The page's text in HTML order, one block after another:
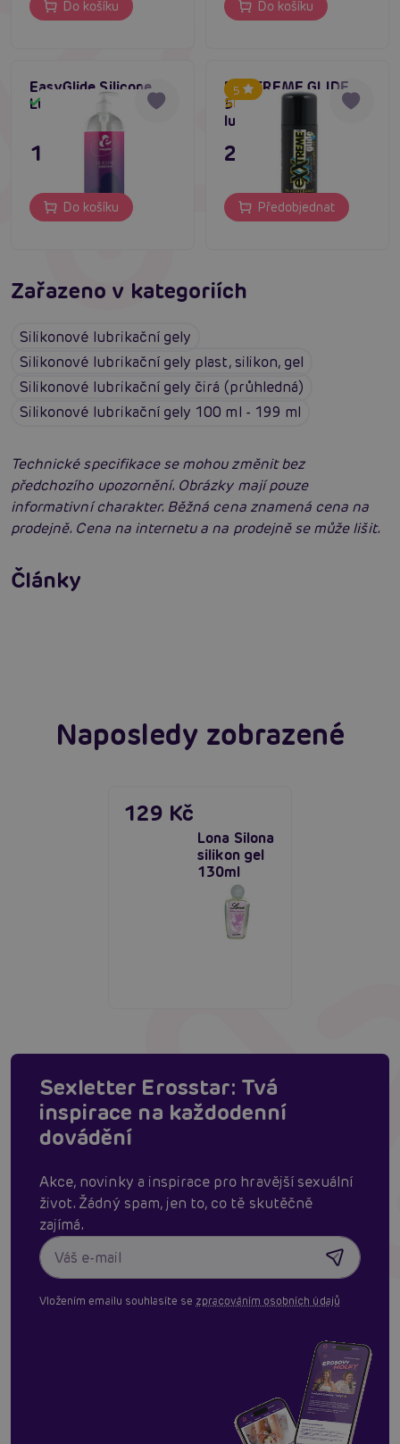
Do košíku Do košíku
EasyGlide Silicone
Lubricant (1000 ml)
1 095 Kč
Do košíku
5
EXXTREME GLIDE
50ml, silikonový
lubrikant
Skladem do týdne
299 Kč
Předobjednat
Zařazeno v kategoriích
Silikonové lubrikační gely
Silikonové lubrikační gely plast, silikon, gel
Silikonové lubrikační gely čirá (průhledná)
Silikonové lubrikační gely 100 ml - 199 ml
Technické specifikace se mohou změnit bez
předchozího upozornění. Obrázky mají pouze
informativní charakter. Běžná cena znamená cena na
prodejně. Cena na internetu a na prodejně se může lišit.
Články
Jak na zlepšení a podporu erekce
Číst více
Erotická inteligence: Příručka Sexiomů
Naposledy zobrazené
Lona Silona
silikon gel
130ml
129 Kč
Sexletter Erosstar: Tvá
inspirace na každodenní
dovádění
Akce, novinky a inspirace pro hravější sexuální
život. Žádný spam, jen to, co tě skutěčně
zajímá.
Vložením emailu souhlasíte se zpracováním osobních údajů